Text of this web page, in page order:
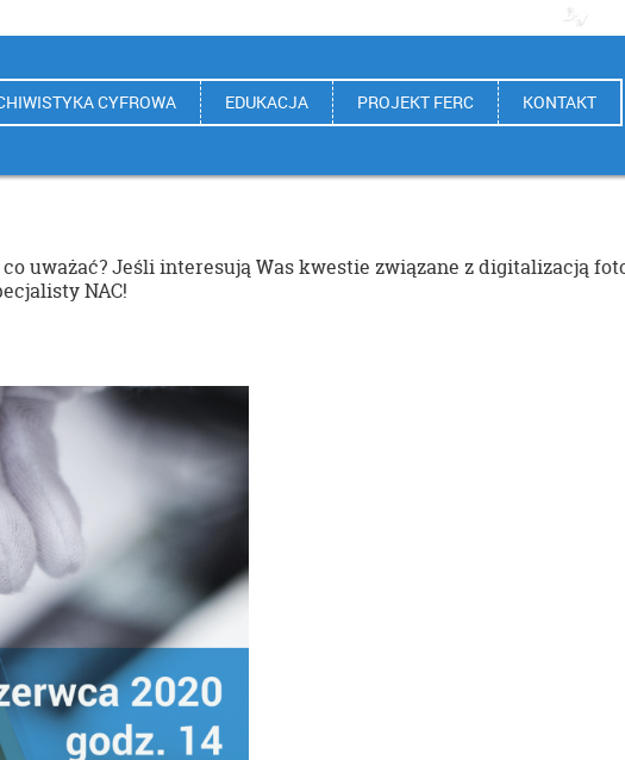
CYFROWA EDUKACJA PROJEKT FERC KONTAKT
uważać? Jeśli interesują Was kwestie związane z digitalizacją
NAC!